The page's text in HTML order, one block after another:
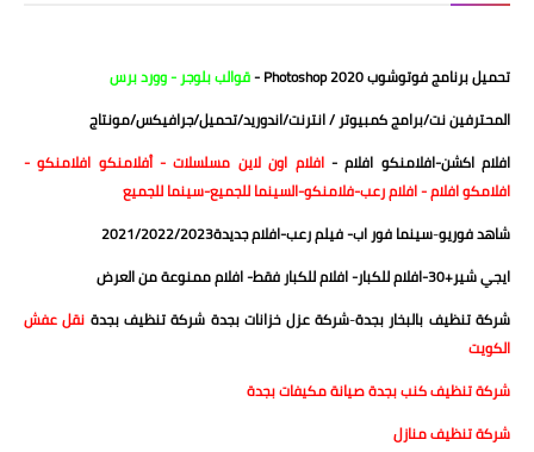
تحميل برنامج فوتوشوب 2020 Photoshop
-قوالب بلوجر -وورد برس
المحترفين نت/برامج كمبيوتر / انترنت/اندوريد/تحميل/جرافيكس/مونتاج
افلام اكشن-افلامنكو افلام- افلام اون لاين مسلسلات- أفلامنكو افلامنكو-
افلامكوافلام-افلام رعب-فلامنكو-السينما للجميع-سينما للجميع
شاهد فوريو-سينما فور اب-فيلم رعب-افلام جديدة2021/2022/2023
ايجي شير+30
-افلام للكبار-افلام للكبار فقط-افلام ممنوعة من العرض
شركة تنظيف بالبخار بجدة-شركة عزل خزانات بجدة شركة تنظيف بجدة نقل عفش
الكويت
شركة تنظيف كنب بجدةصيانة مكيفات بجدة
شركة تنظيف منازل